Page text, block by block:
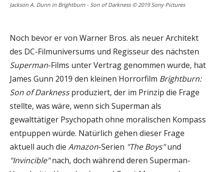
Jackson A. Dunn in Brightburn - Son of Darkness © 2019 Sony Pictures
Noch bevor er von Warner Bros. als neuer Architekt
des DC-Filmuniversums und Regisseur des nächsten
Superman-Films unter Vertrag genommen wurde, hat
James Gunn 2019 den kleinen Horrorfilm Brightburn:
Son of Darknessproduziert, der im Prinzip die Frage
stellte, was wäre, wenn sich Superman als
gewalttätiger Psychopath ohne moralischen Kompass
entpuppen würde. Natürlich gehen dieser Frage
aktuell auch die Amazon-Serien "The Boys"und
"Invincible"nach, doch während deren Superman-